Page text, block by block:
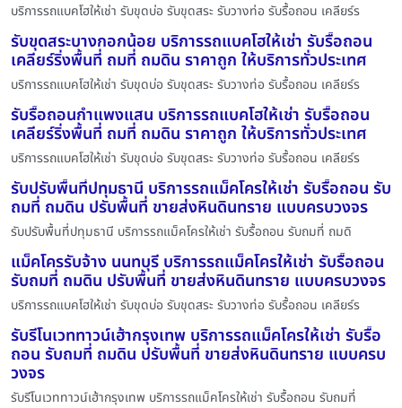
บริการรถแบคโฮให้เช่า รับขุดบ่อ รับขุดสระ รับวางท่อ รับรื้อถอน เคลียร์ร
รับขุดสระบางกอกน้อย บริการรถแบคโฮให้เช่า รับรื้อถอน
เคลียร์ริ่งพื้นที่ ถมที่ ถมดิน ราคาถูก ให้บริการทั่วประเทศ
บริการรถแบคโฮให้เช่า รับขุดบ่อ รับขุดสระ รับวางท่อ รับรื้อถอน เคลียร์ร
รับรื้อถอนกำแพงแสน บริการรถแบคโฮให้เช่า รับรื้อถอน
เคลียร์ริ่งพื้นที่ ถมที่ ถมดิน ราคาถูก ให้บริการทั่วประเทศ
บริการรถแบคโฮให้เช่า รับขุดบ่อ รับขุดสระ รับวางท่อ รับรื้อถอน เคลียร์ร
รับปรับพื้นที่ปทุมธานี บริการรถแม็คโครให้เช่า รับรื้อถอน รับ
ถมที่ ถมดิน ปรับพื้นที่ ขายส่งหินดินทราย แบบครบวงจร
รับปรับพื้นที่ปทุมธานี บริการรถแม็คโครให้เช่า รับรื้อถอน รับถมที่ ถมดิ
แม็คโครรับจ้าง นนทบุรี บริการรถแม็คโครให้เช่า รับรื้อถอน
รับถมที่ ถมดิน ปรับพื้นที่ ขายส่งหินดินทราย แบบครบวงจร
บริการรถแบคโฮให้เช่า รับขุดบ่อ รับขุดสระ รับวางท่อ รับรื้อถอน เคลียร์ร
รับรีโนเวททาวน์เฮ้ากรุงเทพ บริการรถแม็คโครให้เช่า รับรื้อ
ถอน รับถมที่ ถมดิน ปรับพื้นที่ ขายส่งหินดินทราย แบบครบ
วงจร
รับรีโนเวททาวน์เฮ้ากรุงเทพ บริการรถแม็คโครให้เช่า รับรื้อถอน รับถมที่